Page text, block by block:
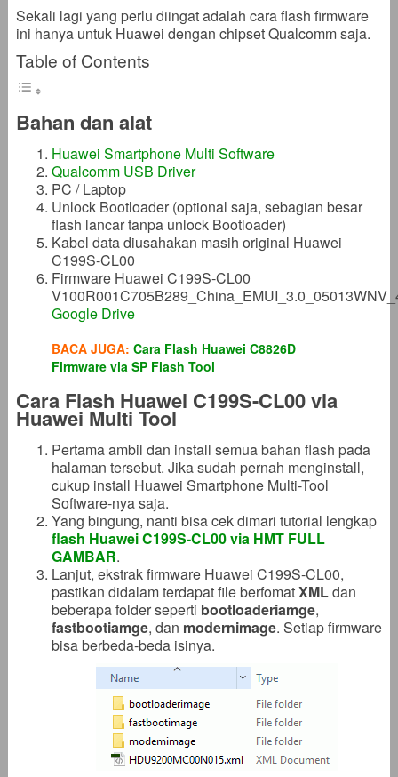
Sekali lagi yang perlu diingat adalah cara flash firmware
ini hanya untuk Huawei dengan chipset Qualcomm saja.
Table of Contents
Bahan dan alat
Huawei Smartphone Multi Software
Qualcomm USB Driver
PC / Laptop
Unlock Bootloader (optional saja, sebagian besar
flash lancar tanpa unlock Bootloader)
Kabel data diusahakan masih original Huawei
C199S-CL00
Firmware Huawei C199S-CL00
Google Drive
BACA JUGA: Cara Flash Huawei C8826D
Firmware via SP Flash Tool
Cara Flash Huawei C199S-CL00 via
Huawei Multi Tool
Pertama ambil dan install semua bahan flash pada
halaman tersebut. Jika sudah pernah menginstall,
cukup install Huawei Smartphone Multi-Tool
Software-nya saja.
Yang bingung, nanti bisa cek dimari tutorial lengkap
flash Huawei C199S-CL00 via HMT FULL
GAMBAR.
Lanjut, ekstrak firmware Huawei C199S-CL00,
pastikan didalam terdapat file berfomatXMLdan
beberapa folder seperti bootloaderiamge,
fastbootiamge, dan modernimage. Setiap firmware
bisa berbeda-beda isinya.